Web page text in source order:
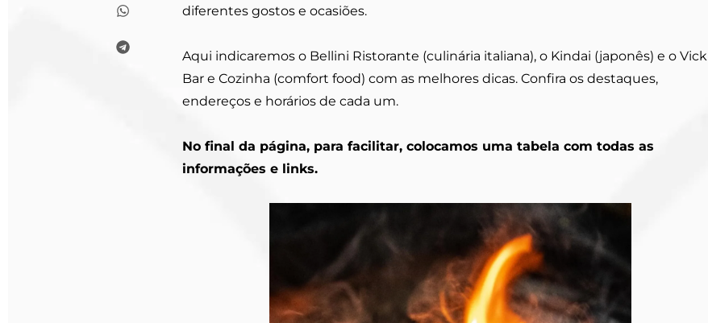
diferentes gostos e ocasiões.
Aqui indicaremos o Bellini Ristorante (culinária italiana), o Kindai (japonês) e o Vick
Bar e Cozinha (comfort food) com as melhores dicas. Confira os destaques,
endereços e horários de cada um.
No final da página, para facilitar, colocamos uma tabela com todas as
informações e links.